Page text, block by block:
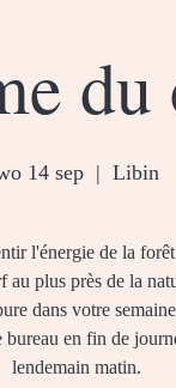
14 sep
  |
Libin
l'énergie de la
au plus près de la
dans votre
en fin de
lendemain matin.